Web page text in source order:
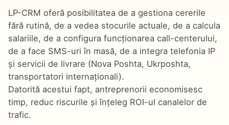
LP-CRM oferă posibilitatea de a gestiona cererile
fără rutină, de a vedea stocurile actuale, de a calcula
salariile, de a configura funcționarea call-centerului,
de a face SMS-uri în masă, de a integra telefonia IP
și servicii de livrare (Nova Poshta, Ukrposhta,
transportatori internaționali).
Datorită acestui fapt, antreprenorii economisesc
timp, reduc riscurile și înțeleg ROI-ul canalelor de
trafic.